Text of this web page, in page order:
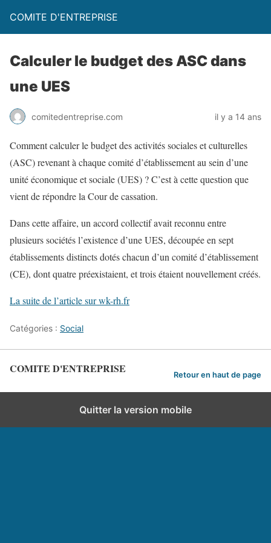
COMITE D'ENTREPRISE
Calculer le budget des ASC dans
une UES
comitedentreprise.com il y a 14 ans
Comment calculer le budget des activités sociales et culturelles
(ASC) revenant à chaque comité d’établissement au sein d’une
unité économique et sociale (UES) ? C’est à cette question que
vient de répondre la Cour de cassation.
Dans cette affaire, un accord collectif avait reconnu entre
plusieurs sociétés l’existence d’une UES, découpée en sept
établissements distincts dotés chacun d’un comité d’établissement
(CE), dont quatre préexistaient, et trois étaient nouvellement créés.
La suite de l’article sur wk-rh.fr
Catégories : Social
COMITE D'ENTREPRISE Retour en haut de page
Quitter la version mobile